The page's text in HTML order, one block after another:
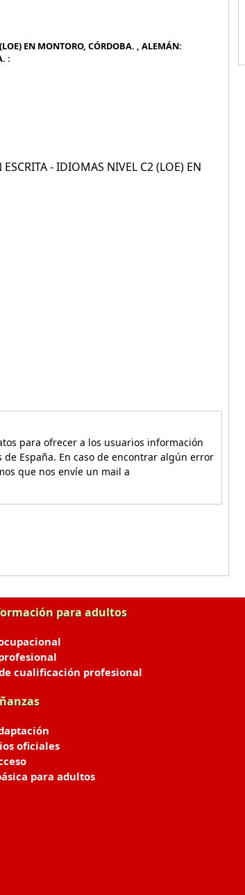
EN MONTORO, CÓRDOBA. , ALEMÁN:
:
- IDIOMAS NIVEL C2 (LOE) EN
para ofrecer a los usuarios información
España. En caso de encontrar algún error
que nos envíe un mail a
para adultos
cualificación profesional
oficiales
para adultos